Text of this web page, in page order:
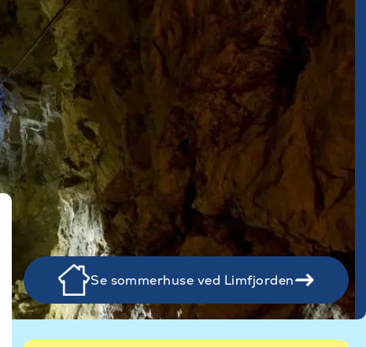
Se sommerhuse ved Limfjorden